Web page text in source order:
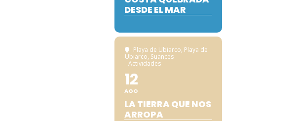
DESDE EL MAR
Playa de Ubiarco, Playa de
Ubiarco, Suances
Actividades
12
AGO
LA TIERRA QUE NOS
ARROPA